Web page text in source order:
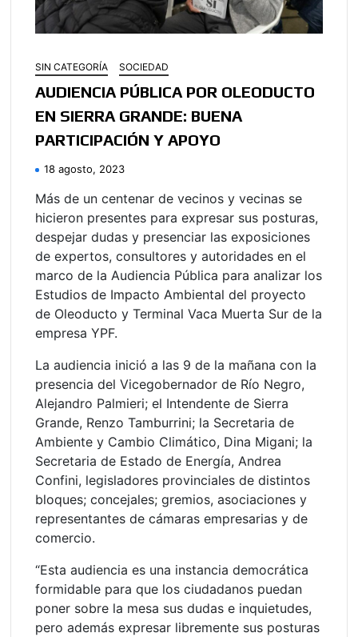
SIN CATEGORÍA SOCIEDAD
AUDIENCIA PÚBLICA POR OLEODUCTO
EN SIERRA GRANDE: BUENA
PARTICIPACIÓN Y APOYO
18 agosto, 2023
Más de un centenar de vecinos y vecinas se
hicieron presentes para expresar sus posturas,
despejar dudas y presenciar las exposiciones
de expertos, consultores y autoridades en el
marco de la Audiencia Pública para analizar los
Estudios de Impacto Ambiental del proyecto
de Oleoducto y Terminal Vaca Muerta Sur de la
empresa YPF.
La audiencia inició a las 9 de la mañana con la
presencia del Vicegobernador de Río Negro,
Alejandro Palmieri; el Intendente de Sierra
Grande, Renzo Tamburrini; la Secretaria de
Ambiente y Cambio Climático, Dina Migani; la
Secretaria de Estado de Energía, Andrea
Confini, legisladores provinciales de distintos
bloques; concejales; gremios, asociaciones y
representantes de cámaras empresarias y de
comercio.
“Esta audiencia es una instancia democrática
formidable para que los ciudadanos puedan
poner sobre la mesa sus dudas e inquietudes,
pero además expresar libremente sus posturas